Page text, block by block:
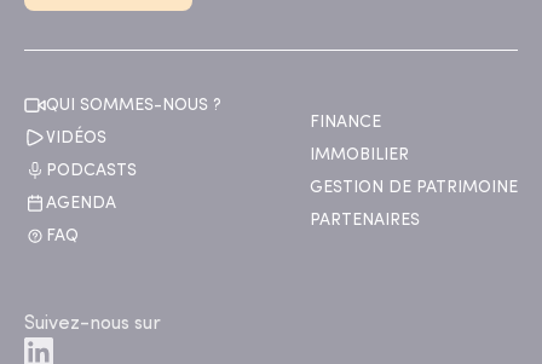
QUI SOMMES-NOUS ?
VIDÉOS
PODCASTS
AGENDA
FAQ
FINANCE
IMMOBILIER
GESTION DE PATRIMOINE
PARTENAIRES
Suivez-nous sur